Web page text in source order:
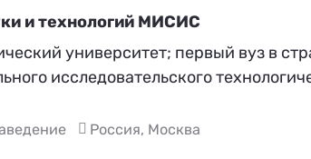
и технологий МИСИС
университет; первый вуз в
исследовательского
Россия, Москва